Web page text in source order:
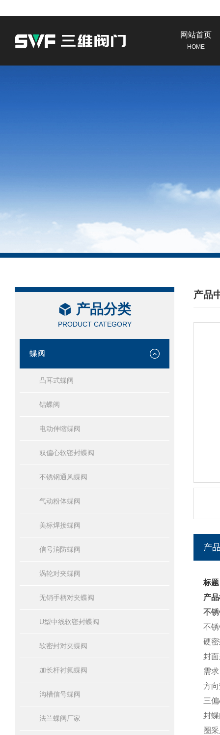
网站首页
HOME
产品分类
PRODUCT CATEGORY
蝶阀
凸耳式蝶阀
铝蝶阀
电动伸缩蝶阀
双偏心软密封蝶阀
不锈钢通风蝶阀
气动粉体蝶阀
美标焊接蝶阀
信号消防蝶阀
涡轮对夹蝶阀
无销手柄对夹蝶阀
U型中线软密封蝶阀
软密封对夹蝶阀
加长杆衬氟蝶阀
沟槽信号蝶阀
法兰蝶阀厂家
产品
/
产
标
产
不
不
硬
封
需
方
三
封
圈